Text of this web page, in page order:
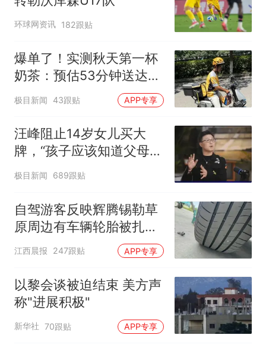
环球网资讯 182跟贴
爆单了！实测秋天第一杯
奶茶：预估53分钟送达，
实际耗时92分钟
极目新闻 43跟贴 APP专享
汪峰阻止14岁女儿买大
牌，“孩子应该知道父母的
不易”，称自己买衣服80%
极目新闻 689跟贴
自驾游客反映辉腾锡勒草
原周边有车辆轮胎被扎，
修理店铺换胎价格高达千
元，官方发布情况通报
江西晨报 247跟贴 APP专享
以黎会谈被迫结束 美方声
称"进展积极"
新华社 70跟贴 APP专享